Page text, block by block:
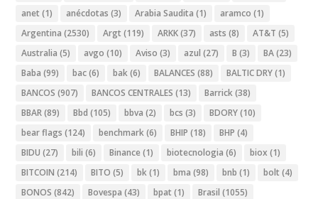
anet (1) anécdotas (3) Arabia Saudita (1) aramco (1)
Argentina (2530) Argt (119) ARKK(37) asts (8) AT&T (5)
Australia (5) avgo (10) Aviso (3) azul (27) B (3) BA(23)
Baba (99) bac(6) bak(6) BALANCES (88) BALTIC DRY(1)
BANCOS (907) BANCOS CENTRALES (13) Barrick(38)
BBAR(89) Bbd (105) bbva (2) bcs (3) BDORY(10)
bear flags (124) benchmark(6) BHIP (18) BHP (4)
BIDU (27) bili (6) Binance (1) biotecnologia (6) biox (1)
BITCOIN (214) BITO (5) bk(1) bma (98) bnb (1) bolt (4)
BONOS (842) Bovespa (43) bpat (1) Brasil (1055)